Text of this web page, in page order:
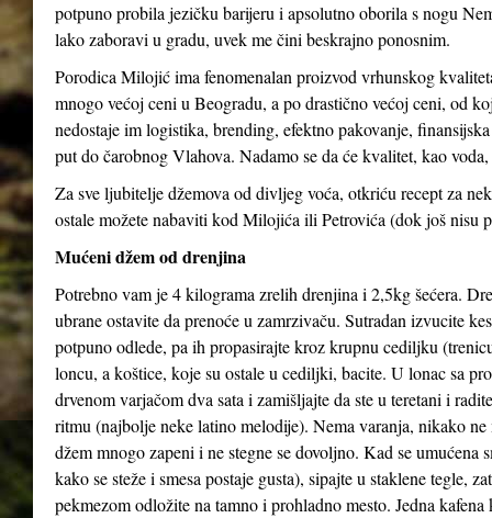
potpuno probila jezičku barijeru i apsolutno oborila s nogu
lako zaboravi u gradu, uvek me čini beskrajno ponosnim.
Porodica Milojić ima fenomenalan proizvod vrhunskog
mnogo većoj ceni u Beogradu, a po drastično većoj ceni, od
nedostaje im logistika, brending, efektno pakovanje,
put do čarobnog Vlahova. Nadamo se da će kvalitet, kao
Za sve ljubitelje džemova od divljeg voća, otkriću recept za
ostale možete nabaviti kod Milojića ili Petrovića (dok još nisu
Mućeni džem od drenjina
Potrebno vam je 4 kilograma zrelih drenjina i 2,5kg šećera.
ubrane ostavite da prenoće u zamrzivaču. Sutradan izvucite
potpuno odlede, pa ih propasirajte kroz krupnu cediljku
loncu, a koštice, koje su ostale u cediljki, bacite. U lonac sa
drvenom varjačom dva sata i zamišljajte da ste u teretani i
ritmu (najbolje neke latino melodije). Nema varanja, nikako
džem mnogo zapeni i ne stegne se dovoljno. Kad se umućena
kako se steže i smesa postaje gusta), sipajte u staklene tegle,
pekmezom odložite na tamno i prohladno mesto. Jedna